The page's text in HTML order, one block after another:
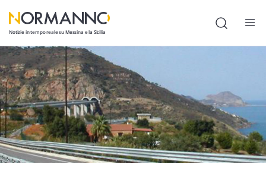
Notizie in tempo reale su Messina e la Sicilia
Attualità
Cronaca
Politica
Cultura